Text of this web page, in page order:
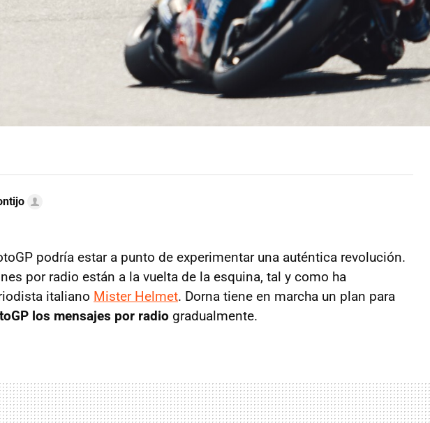
podría estar a punto de experimentar una auténtica revolución.
por radio están a la vuelta de la esquina, tal y como ha
italiano Mister Helmet. Dorna tiene en marcha un plan para
los mensajes por radio gradualmente.